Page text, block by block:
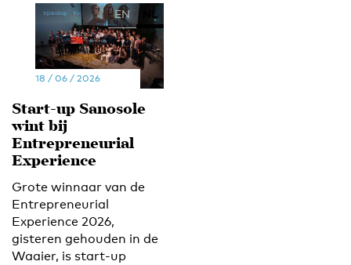
EN NL
18 / 06 / 2026
Start-up Sanosole
wint bij
Entrepreneurial
Experience
Grote winnaar van de
Entrepreneurial
Experience 2026,
gisteren gehouden in de
Waaier, is start-up